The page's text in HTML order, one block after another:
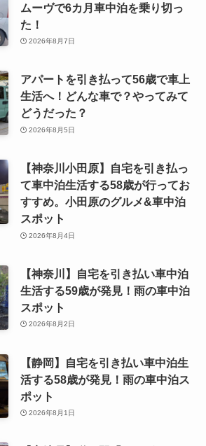
ムーヴで6カ月車中泊を乗り切っ
た！
2026年8月7日
アパートを引き払って56歳で車上
生活へ！どんな車で？やってみて
どうだった？
2026年8月5日
【神奈川小田原】自宅を引き払っ
て車中泊生活する58歳が行ってお
すすめ。小田原のグルメ&車中泊
スポット
2026年8月4日
【神奈川】自宅を引き払い車中泊
生活する59歳が発見！雨の車中泊
スポット
2026年8月2日
【静岡】自宅を引き払い車中泊生
活する58歳が発見！雨の車中泊ス
ポット
2026年8月1日